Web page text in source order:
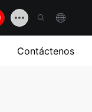
Contáctenos